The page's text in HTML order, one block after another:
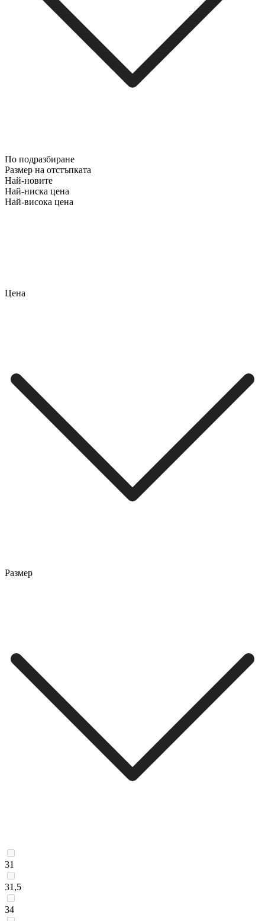
По подразбиране
Размер на отстъпката
Най-новите
Най-ниска цена
Най-висока цена
Цена
Размер
31
31,5
34